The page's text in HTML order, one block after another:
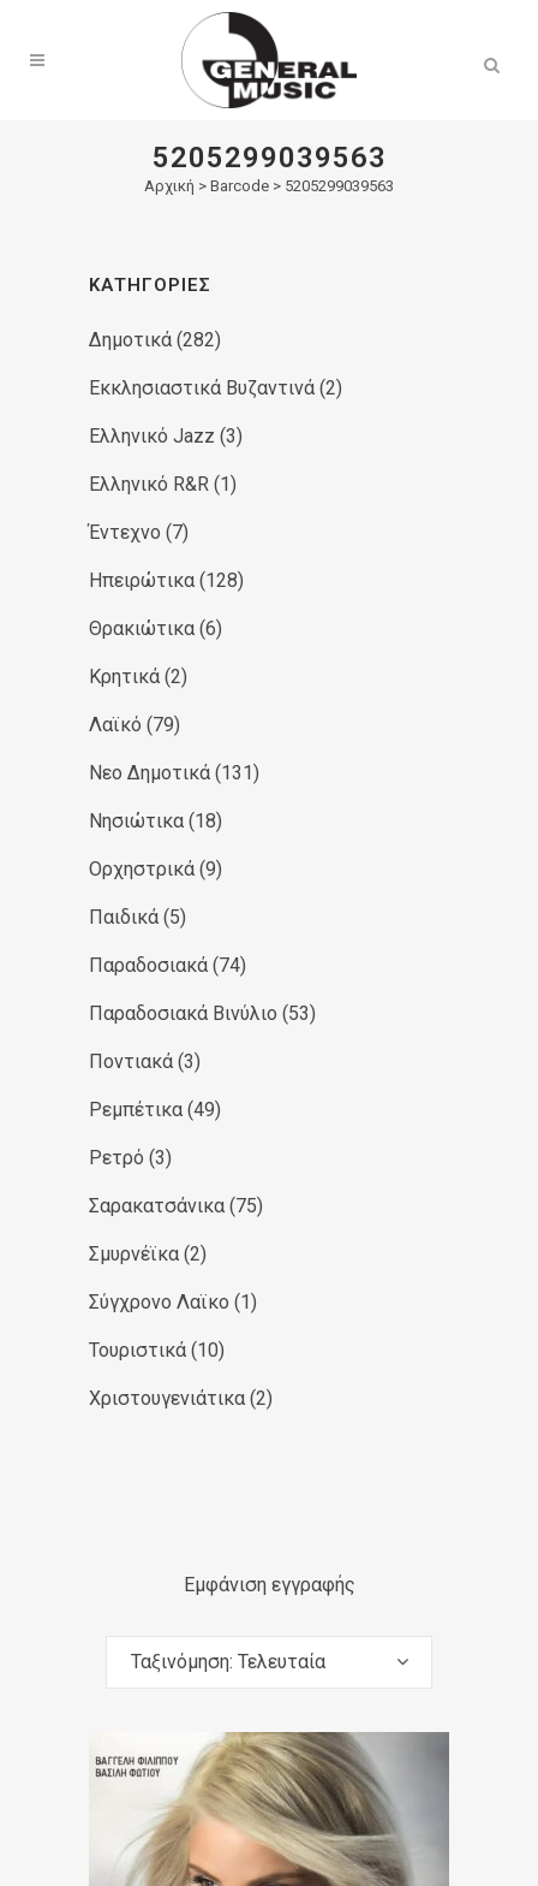
5205299039563
Αρχική > Barcode > 5205299039563
ΚΑΤΗΓΟΡΊΕΣ
Δημοτικά (282)
Εκκλησιαστικά Βυζαντινά (2)
Ελληνικό Jazz (3)
Ελληνικό R&R (1)
Έντεχνο (7)
Ηπειρώτικα (128)
Θρακιώτικα (6)
Κρητικά (2)
Λαϊκό (79)
Νεο Δημοτικά (131)
Νησιώτικα (18)
Ορχηστρικά (9)
Παιδικά (5)
Παραδοσιακά (74)
Παραδοσιακά Βινύλιο (53)
Ποντιακά (3)
Ρεμπέτικα (49)
Ρετρό (3)
Σαρακατσάνικα (75)
Σμυρνέϊκα (2)
Σύγχρονο Λαϊκο (1)
Τουριστικά (10)
Χριστουγενιάτικα (2)
Εμφάνιση εγγραφής
Ταξινόμηση: Τελευταία